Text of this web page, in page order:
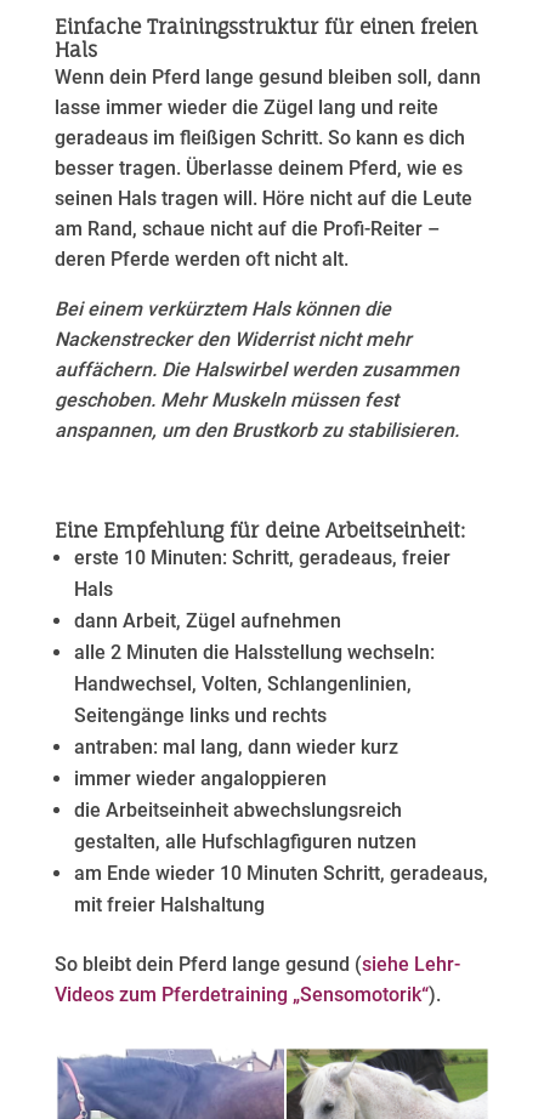
Einfache Trainingsstruktur für einen freien
Hals
Wenn dein Pferd lange gesund bleiben soll, dann
lasse immer wieder die Zügel lang und reite
geradeaus im fleißigen Schritt. So kann es dich
besser tragen. Überlasse deinem Pferd, wie es
seinen Hals tragen will. Höre nicht auf die Leute
am Rand, schaue nicht auf die Profi-Reiter –
deren Pferde werden oft nicht alt.
Bei einem verkürztem Hals können die
Nackenstrecker den Widerrist nicht mehr
auffächern. Die Halswirbel werden zusammen
geschoben. Mehr Muskeln müssen fest
anspannen, um den Brustkorb zu stabilisieren.
Eine Empfehlung für deine Arbeitseinheit:
erste 10 Minuten: Schritt, geradeaus, freier
Hals
dann Arbeit, Zügel aufnehmen
alle 2 Minuten die Halsstellung wechseln:
Handwechsel, Volten, Schlangenlinien,
Seitengänge links und rechts
antraben: mal lang, dann wieder kurz
immer wieder angaloppieren
die Arbeitseinheit abwechslungsreich
gestalten, alle Hufschlagfiguren nutzen
am Ende wieder 10 Minuten Schritt, geradeaus,
mit freier Halshaltung
So bleibt dein Pferd lange gesund (siehe Lehr-
Videos zum Pferdetraining „Sensomotorik“).